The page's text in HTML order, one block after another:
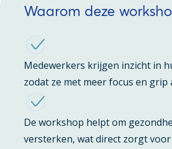
Waarom deze
Medewerkers krijgen inzicht in
zodat ze met meer focus en grip
De workshop helpt om
versterken, wat direct zorgt